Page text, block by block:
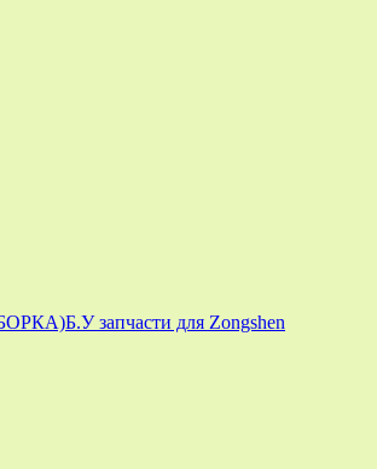
Б.У запчасти для Zongshen